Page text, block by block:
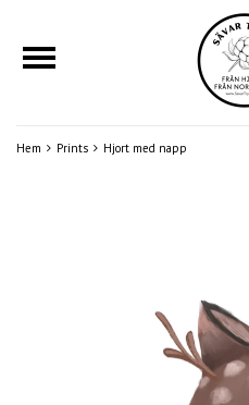
Hem Prints Hjort med napp